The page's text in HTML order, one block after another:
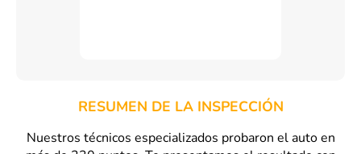
RESUMEN DE LA INSPECCIÓN
Nuestros técnicos especializados probaron el auto en